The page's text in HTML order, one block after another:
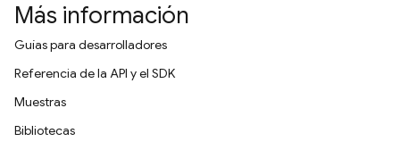
Más información
Guías para desarrolladores
Referencia de la API y el SDK
Muestras
Bibliotecas